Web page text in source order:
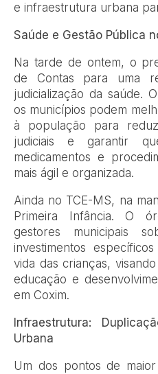
e infraestrutura urbana
Saúde e Gestão Pública
Na tarde de ontem, o
de Contas para uma
judicialização da saúde.
os municípios podem
à população para
judiciais e garantir
medicamentos e
mais ágil e organizada.
Ainda no TCE-MS, na
Primeira Infância. O
gestores municipais
investimentos
vida das crianças,
educação e
em Coxim.
Infraestrutura:
Urbana
Um dos pontos de